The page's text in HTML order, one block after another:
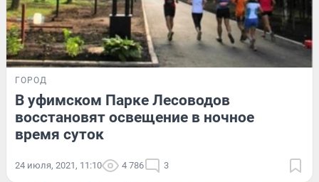
ГОРОД
В уфимском Парке Лесоводов
восстановят освещение в ночное
время суток
24 июля, 2021, 11:10 4 786 3